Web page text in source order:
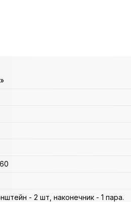
- 2 шт, наконечник - 1 пара.